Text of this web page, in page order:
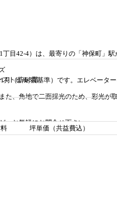
丁目42-4）は、最寄りの「神保町」
月（新耐震基準）です。エレベータ
た、角地で二面採光のため、彩光が
、お気軽にお問合せ下さい。
坪単価（共益費込）
ストビル3階